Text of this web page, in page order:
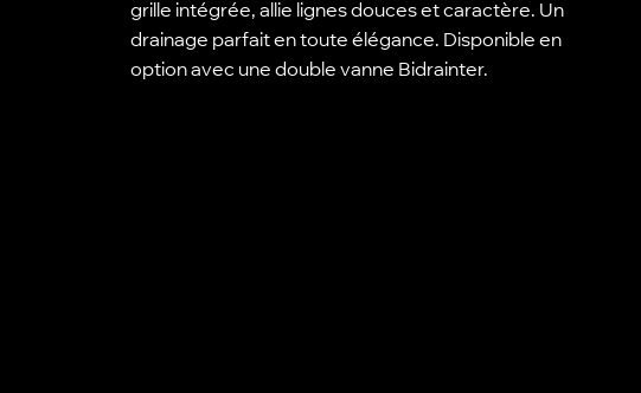
grille intégrée, allie lignes douces et caractère. Un
drainage parfait en toute élégance. Disponible en
option avec une double vanne Bidrainter.